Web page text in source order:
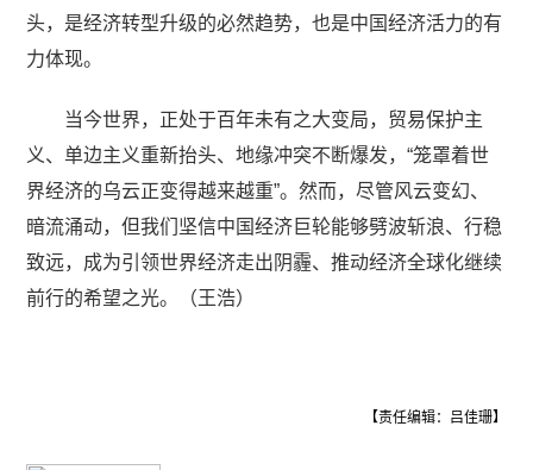
头，是经济转型升级的必然趋势，也是中国经济活力的有
力体现。
当今世界，正处于百年未有之大变局，贸易保护主
义、单边主义重新抬头、地缘冲突不断爆发，“笼罩着世
界经济的乌云正变得越来越重”。然而，尽管风云变幻、
暗流涌动，但我们坚信中国经济巨轮能够劈波斩浪、行稳
致远，成为引领世界经济走出阴霾、推动经济全球化继续
前行的希望之光。（王浩）
【责任编辑：吕佳珊】